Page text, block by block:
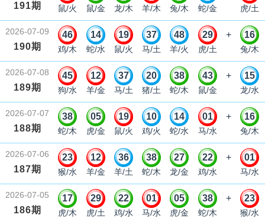
191期 鼠/火 鼠/金 龙/木 羊/木 兔/木 蛇/金 虎/土
2026-07-09
190期
46
鸡/木
14
蛇/水
19
鼠/火
37
马/土
48
羊/火
29
虎/土
+ 16
兔/木
2026-07-08
189期
45
狗/水
12
羊/金
37
马/土
20
猪/土
38
蛇/木
43
鼠/金
+ 15
龙/水
2026-07-07
188期
38
蛇/木
05
虎/金
19
鼠/火
10
鸡/火
14
蛇/水
01
马/水
+ 16
兔/木
2026-07-06
187期
23
猴/水
12
羊/金
36
羊/土
38
蛇/木
27
龙/金
22
鸡/水
+ 01
马/水
2026-07-05
186期
17
虎/木
29
虎/土
22
鸡/水
01
马/水
05
虎/金
38
蛇/木
+ 23
猴/水